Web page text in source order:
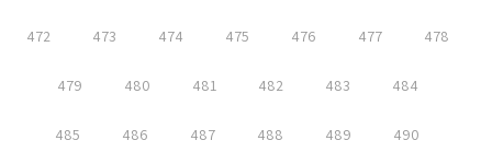
472 473 474 475 476 477 478
479 480 481 482 483 484
485 486 487 488 489 490